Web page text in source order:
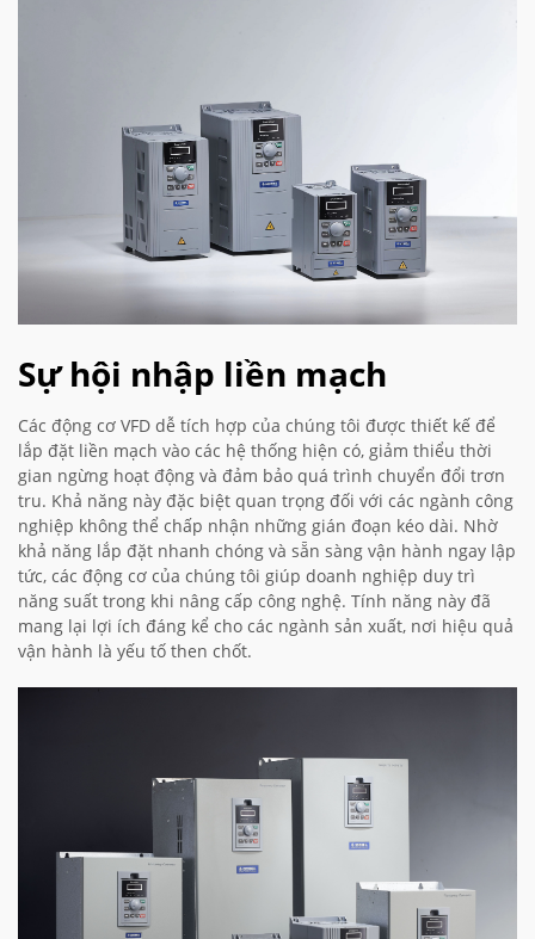
Sự hội nhập liền mạch
Các động cơ VFD dễ tích hợp của chúng tôi được thiết kế để
lắp đặt liền mạch vào các hệ thống hiện có, giảm thiểu thời
gian ngừng hoạt động và đảm bảo quá trình chuyển đổi trơn
tru. Khả năng này đặc biệt quan trọng đối với các ngành công
nghiệp không thể chấp nhận những gián đoạn kéo dài. Nhờ
khả năng lắp đặt nhanh chóng và sẵn sàng vận hành ngay lập
tức, các động cơ của chúng tôi giúp doanh nghiệp duy trì
năng suất trong khi nâng cấp công nghệ. Tính năng này đã
mang lại lợi ích đáng kể cho các ngành sản xuất, nơi hiệu quả
vận hành là yếu tố then chốt.